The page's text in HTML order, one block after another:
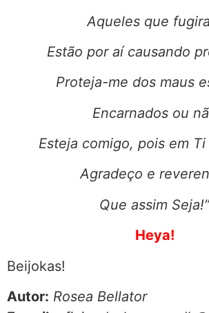
Aqueles que
Estão por aí causando
Proteja-me dos maus
Encarnados ou
Esteja comigo, pois em
Agradeço e
Que assim Seja!”
Heya!
Beijokas!
Autor: Rosea Bellator